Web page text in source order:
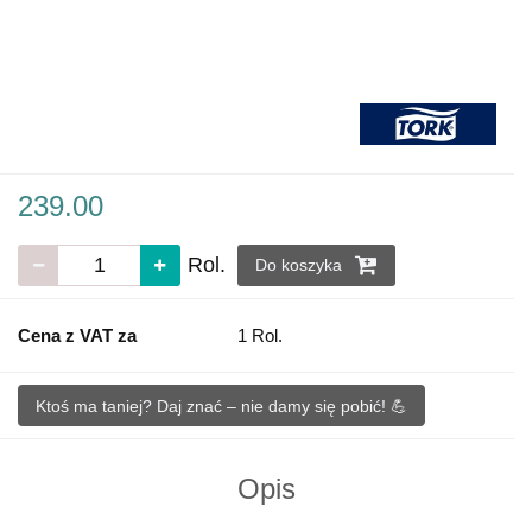
239.00
Rol. Do koszyka
Cena z VAT za 1 Rol.
Ktoś ma taniej? Daj znać – nie damy się pobić! 💪
Opis